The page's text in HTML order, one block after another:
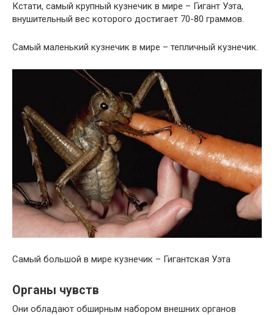
Кстати, самый крупный кузнечик в мире – Гигант Уэта,
внушительный вес которого достигает 70-80 граммов.
Самый маленький кузнечик в мире – тепличный кузнечик.
Самый большой в мире кузнечик – Гигантская Уэта
Органы чувств
Они обладают обширным набором внешних органов